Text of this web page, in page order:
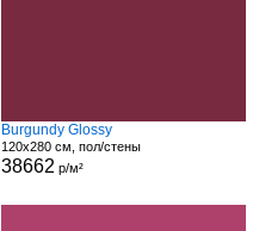
Burgundy Glossy
120x280 см, пол/стены
38662 р/м²